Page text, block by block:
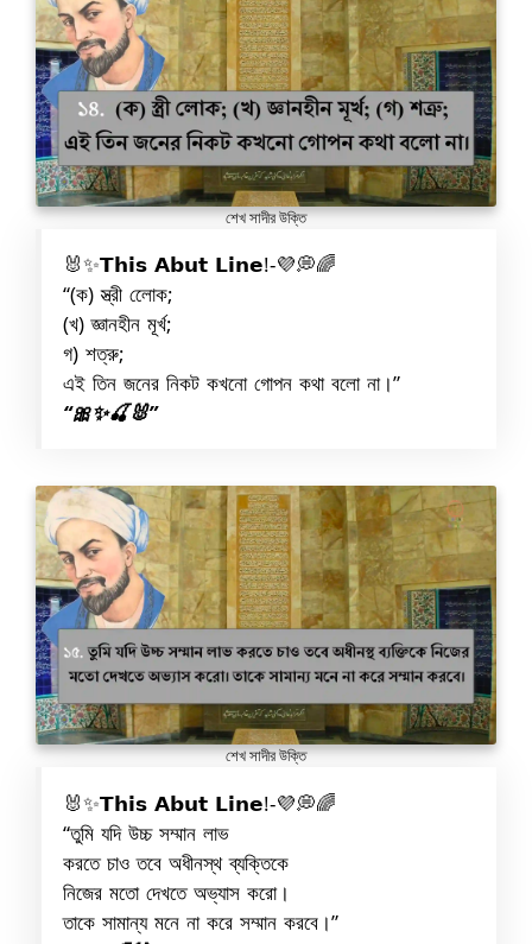
শেখ সাদীর উক্তি
🐰✨𝗧𝗵𝗶𝘀 𝗔𝗯𝘂𝘁 𝗟𝗶𝗻𝗲!-💜💭🌈
“(ক) স্ত্রী লোেক;
(খ) জ্ঞানহীন মূর্খ;
গ) শত্রু;
এই তিন জনের নিকট কখনো গোপন কথা বলো না।‬‎”
“🎀✨🍒🐰”
শেখ সাদীর উক্তি
🐰✨𝗧𝗵𝗶𝘀 𝗔𝗯𝘂𝘁 𝗟𝗶𝗻𝗲!-💜💭🌈
“তুমি যদি উচ্চ সম্মান লাভ
করতে চাও তবে অধীনস্থ ব্যক্তিকে
নিজের মতো দেখতে অভ্যাস করো।
তাকে সামান্য মনে না করে সম্মান করবে।”